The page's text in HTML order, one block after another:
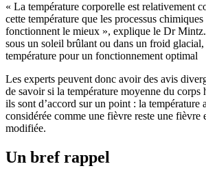
« La température corporelle est relativement
cette température que les processus
fonctionnent le mieux », explique le Dr
sous un soleil brûlant ou dans un froid
température pour un fonctionnement optimal
Les experts peuvent donc avoir des avis
de savoir si la température moyenne du
ils sont d’accord sur un point : la température
considérée comme une fièvre reste une fièvre
modifiée.
Un bref rappel